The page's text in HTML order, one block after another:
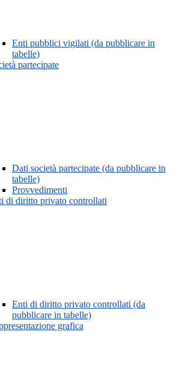
Enti pubblici vigilati (da pubblicare in
tabelle)
partecipate
Dati società partecipate (da pubblicare in
tabelle)
Provvedimenti
di diritto privato controllati
Enti di diritto privato controllati (da
pubblicare in tabelle)
grafica